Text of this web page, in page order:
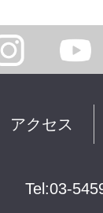
アクセス
Tel:03-